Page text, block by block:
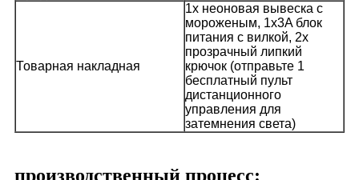
Товарная накладная
1x неоновая вывеска с
мороженым, 1x3A блок
питания с вилкой, 2x
прозрачный липкий
крючок (отправьте 1
бесплатный пульт
дистанционного
управления для
затемнения света)
производственный процесс: